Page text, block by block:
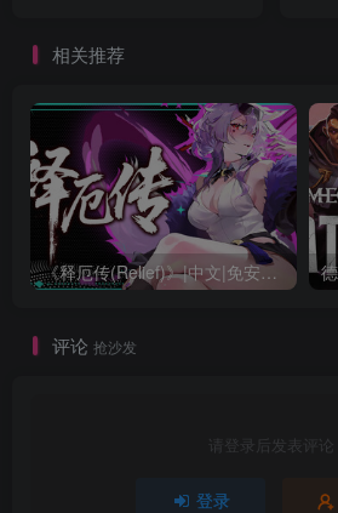
相关推荐
《释厄传(Relief)》|中文|免安装硬盘版
评论 抢沙发
请登录后发表评论
登录